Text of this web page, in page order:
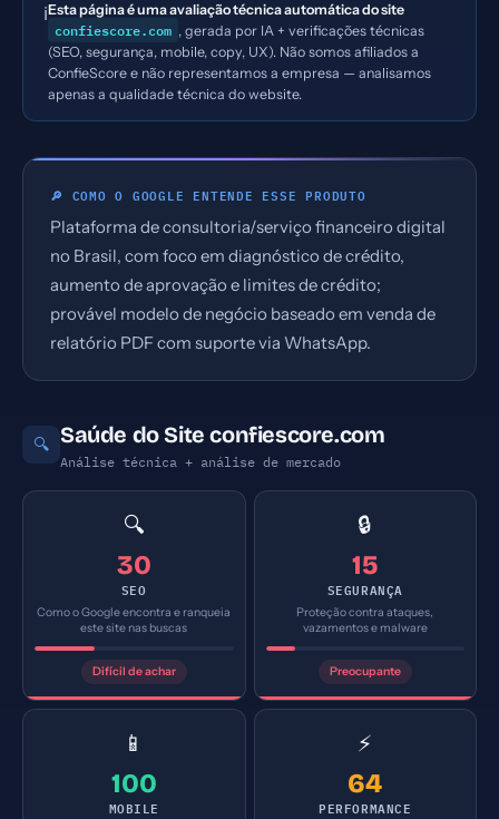
ℹ️Esta página é uma avaliação técnica automática do site
confiescore.com , gerada por IA + verificações técnicas
(SEO, segurança, mobile, copy, UX). Não somos afiliados a
ConfieScore e não representamos a empresa — analisamos
apenas a qualidade técnica do website.
🔎 COMO O GOOGLE ENTENDE ESSE PRODUTO
Plataforma de consultoria/serviço financeiro digital
no Brasil, com foco em diagnóstico de crédito,
aumento de aprovação e limites de crédito;
provável modelo de negócio baseado em venda de
relatório PDF com suporte via WhatsApp.
🔍 Saúde do Site confiescore.com
Análise técnica + análise de mercado
🔍
30
SEO
Como o Google encontra e ranqueia
este site nas buscas
Difícil de achar
🔒
15
SEGURANÇA
Proteção contra ataques,
vazamentos e malware
Preocupante
📱
100
MOBILE
⚡
64
PERFORMANCE